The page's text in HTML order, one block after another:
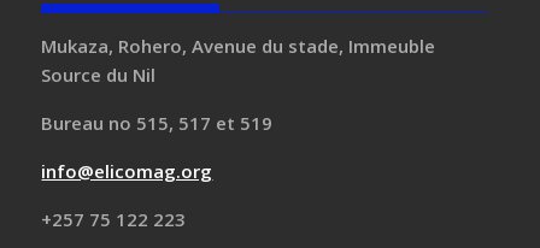
Mukaza, Rohero, Avenue du stade, Immeuble
Source du Nil
Bureau no 515, 517 et 519
info@elicomag.org
+257 75 122 223